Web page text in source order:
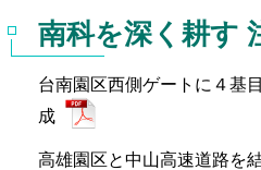
就労ビザ
全企業
南科を深く耕す
台南園区西側ゲートに４基
成
高雄園区と中山高速道路を